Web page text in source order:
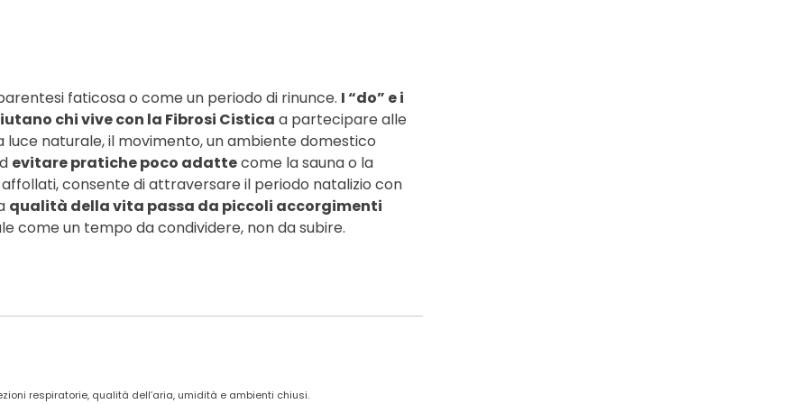
faticosa o come un periodo di rinunce. I “do” e i
chi vive con la Fibrosi Cistica a partecipare alle
naturale, il movimento, un ambiente domestico
evitare pratiche poco adattecome la sauna o la
consente di attraversare il periodo natalizio con
qualità della vita passa da piccoli accorgimenti
come un tempo da condividere, non da subire.
respiratorie, qualità dell’aria, umidità e ambienti chiusi.